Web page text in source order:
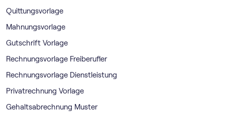
Quittungsvorlage
Mahnungsvorlage
Gutschrift Vorlage
Rechnungsvorlage Freiberufler
Rechnungsvorlage Dienstleistung
Privatrechnung Vorlage
Gehaltsabrechnung Muster